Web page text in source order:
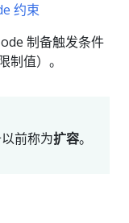
约束
制备触发条件
制值）。
前称为扩容。